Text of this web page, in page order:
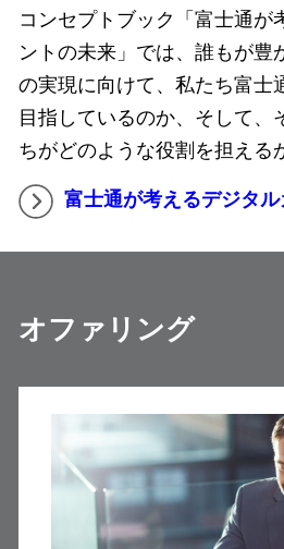
コンセプトブック「富士通が
ントの未来」では、誰もが豊
の実現に向けて、私たち富士
目指しているのか、そして、
ちがどのような役割を担える
富士通が考えるデジタ
オファリング